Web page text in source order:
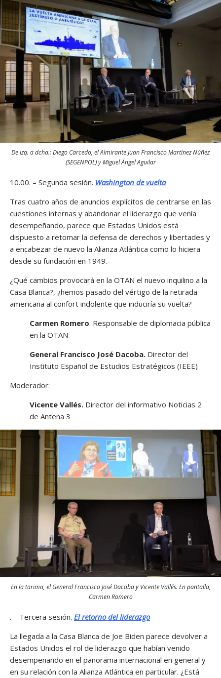
De izq. a dcha.: Diego Carcedo, el Almirante Juan Francisco Martínez Núñez
(SEGENPOL) y Miguel Ángel Aguilar
10.00. – Segunda sesión. Washington de vuelta
Tras cuatro años de anuncios explícitos de centrarse en las
cuestiones internas y abandonar el liderazgo que venía
desempeñando, parece que Estados Unidos está
dispuesto a retomar la defensa de derechos y libertades y
a encabezar de nuevo la Alianza Atlántica como lo hiciera
desde su fundación en 1949.
¿Qué cambios provocará en la OTAN el nuevo inquilino a la
Casa Blanca?, ¿hemos pasado del vértigo de la retirada
americana al confort indolente que induciría su vuelta?
Carmen Romero. Responsable de diplomacia pública
en la OTAN
General Francisco José Dacoba. Director del
Instituto Español de Estudios Estratégicos (IEEE)
Moderador:
Vicente Vallés. Director del informativo Noticias 2
de Antena 3
En la tarima, el General Francisco José Dacoba y Vicente Vallés. En pantalla,
Carmen Romero
. – Tercera sesión. El retorno del liderazgo
La llegada a la Casa Blanca de Joe Biden parece devolver a
Estados Unidos el rol de liderazgo que habían venido
desempeñando en el panorama internacional en general y
en su relación con la Alianza Atlántica en particular. ¿Está